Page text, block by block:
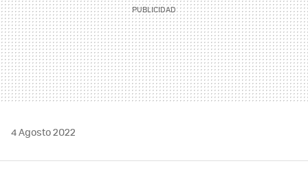
4 Agosto 2022